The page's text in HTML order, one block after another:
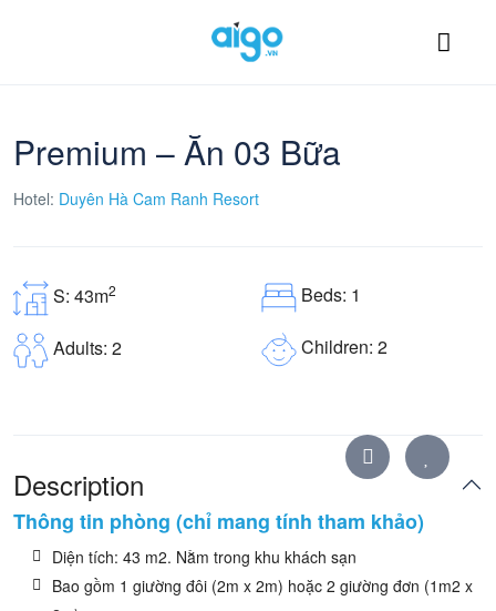
Premium – Ăn 03 Bữa
Hotel: Duyên Hà Cam Ranh Resort
S: 43m2 Beds: 1
Adults: 2 Children: 2
Description
Thông tin phòng (chỉ mang tính tham khảo)
Diện tích: 43 m2. Nằm trong khu khách sạn
Bao gồm 1 giường đôi (2m x 2m) hoặc 2 giường đơn (1m2 x